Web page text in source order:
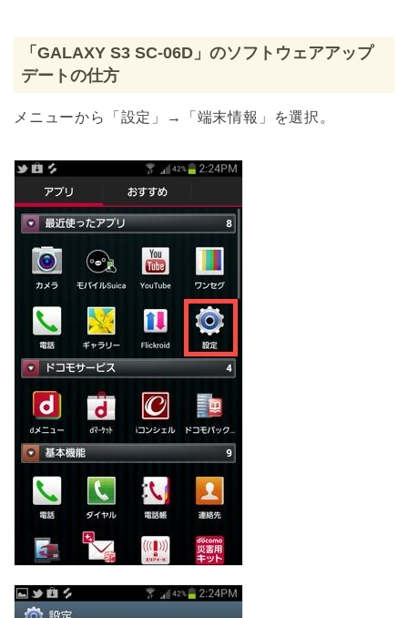
「GALAXY S3 SC-06D」のソフトウェアアップ
デートの仕方
メニューから「設定」→「端末情報」を選択。